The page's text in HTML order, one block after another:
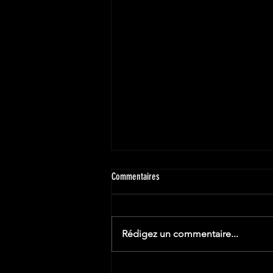
Ouverture billetterie Lyon Décines
Commentaires
Rédigez un commentaire...